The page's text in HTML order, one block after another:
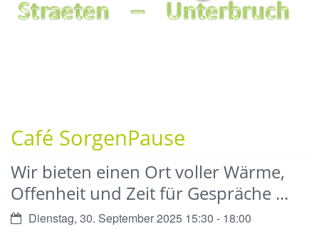
Café SorgenPause
Wir bieten einen Ort voller Wärme,
Offenheit und Zeit für Gespräche ...
Datum:Dienstag, 30. September 2025 15:30 - 18:00